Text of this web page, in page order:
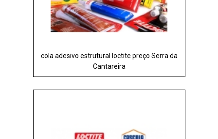
cola adesivo estrutural loctite preço Serra da
Cantareira